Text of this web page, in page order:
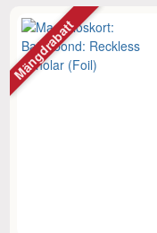
Mängdrabatt